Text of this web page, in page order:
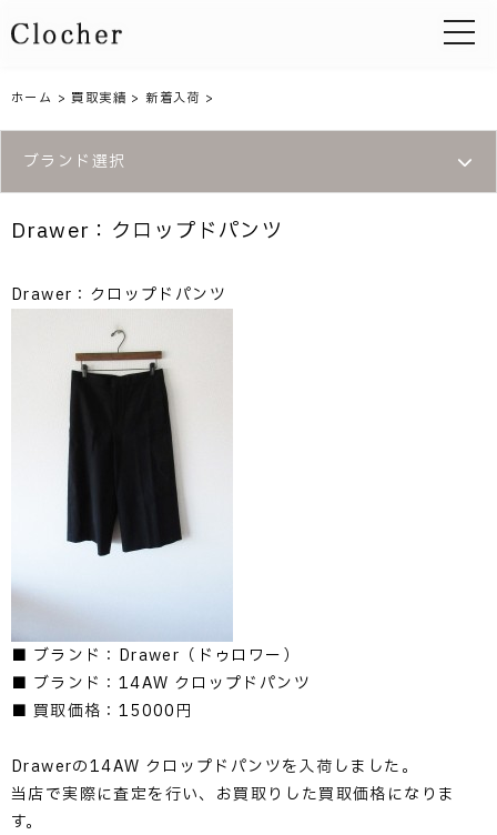
toggle
ホーム >買取実績 > 新着入荷 >
ブランド選択
Drawer：クロップドパンツ
Drawer：クロップドパンツ
■ ブランド：Drawer（ドゥロワー）
■ ブランド：14AW クロップドパンツ
■ 買取価格：15000円
Drawerの14AW クロップドパンツを入荷しました。
当店で実際に査定を行い、お買取りした買取価格になりま
す。